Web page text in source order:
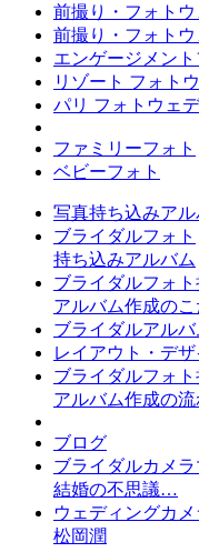
前撮り・フォト
前撮り・フォト
エンゲージメント
リゾート フォト
パリ フォトウェ
ファミリーフォト
ベビーフォト
写真持ち込みアル
ブライダルフォト
持ち込みアルバム
ブライダルフォ
アルバム作成のこ
ブライダルアル
レイアウト・デザ
ブライダルフォ
アルバム作成の流
ブログ
ブライダルカメラ
結婚の不思議…
ウェディングカ
松岡潤